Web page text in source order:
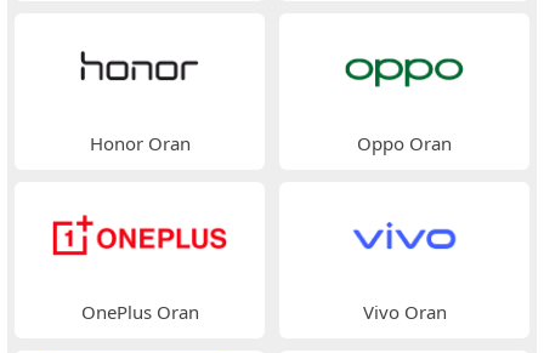
Honor Oran Oppo Oran
OnePlus Oran Vivo Oran